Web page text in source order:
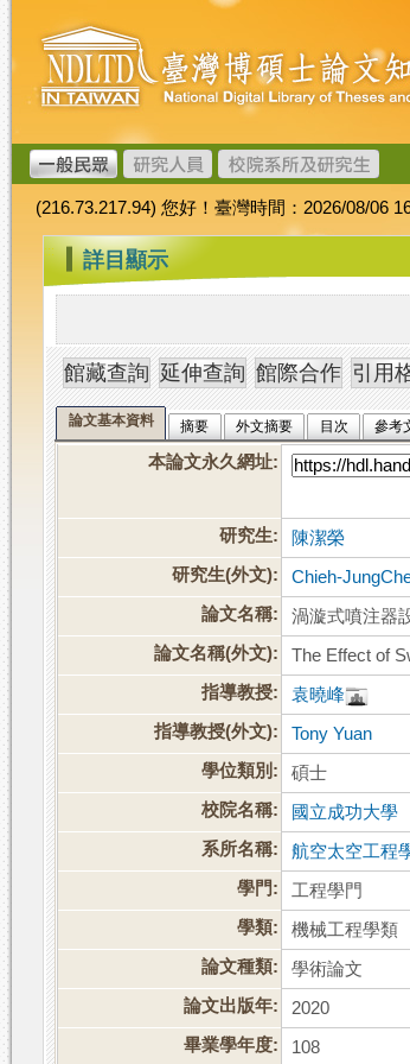
跳
到
主
要
內
容
臺
灣
博
碩
士
論
文
加
值
系
統
(216.73.217.94) 您好！臺灣時間：2026/08/06
::: 詳目顯示
論文基本資料 摘要 外文摘要 目次 參考
本論文永久網址:
研究生:
陳潔榮
研究生(外文):
Chieh-
論文名稱:
渦漩式噴注器
論文名稱(外文):
The Effect of
指導教授:
袁曉峰
指導教授(外文):
Tony Yuan
學位類別:
碩士
校院名稱:
國立成功大學
系所名稱:
航空太空工程
學門:
工程學門
學類:
機械工程學類
論文種類:
學術論文
論文出版年:
2020
畢業學年度:
108